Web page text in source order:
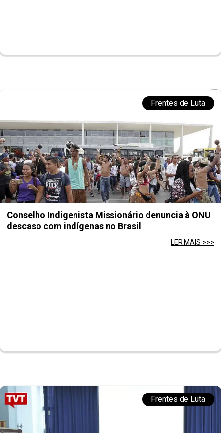
Frentes de Luta
Conselho Indigenista Missionário denuncia à ONU
descaso com indígenas no Brasil
LER MAIS >>>
Frentes de Luta